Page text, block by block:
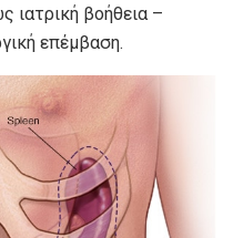
ιατρική βοήθεια –
επέμβαση.